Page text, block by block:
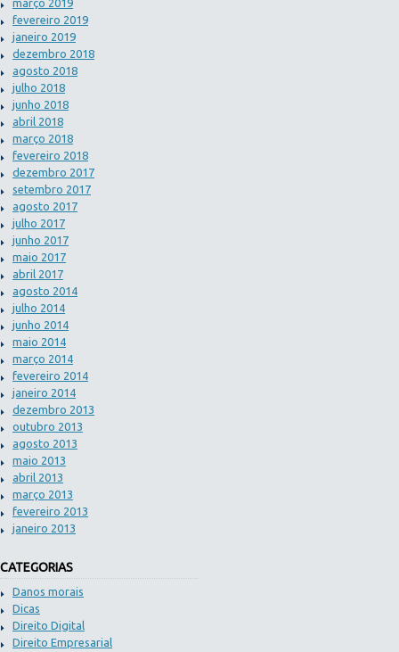
março 2019
fevereiro 2019
janeiro 2019
dezembro 2018
agosto 2018
julho 2018
junho 2018
abril 2018
março 2018
fevereiro 2018
dezembro 2017
setembro 2017
agosto 2017
julho 2017
junho 2017
maio 2017
abril 2017
agosto 2014
julho 2014
junho 2014
maio 2014
março 2014
fevereiro 2014
janeiro 2014
dezembro 2013
outubro 2013
agosto 2013
maio 2013
abril 2013
março 2013
fevereiro 2013
janeiro 2013
CATEGORIAS
Danos morais
Dicas
Direito Digital
Direito Empresarial